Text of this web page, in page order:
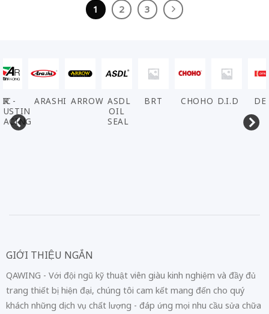
1 2 3
ARROW ASDL
BRT CHOHO D.I.D DENSO
GIỚI THIỆU NGẮN
QAWING - Với đội ngũ kỹ thuật viên giàu kinh nghiệm và đầy đủ
trang thiết bị hiện đại, chúng tôi cam kết mang đến cho quý
khách những dịch vụ chất lượng - đáp ứng mọi nhu cầu sửa chữa